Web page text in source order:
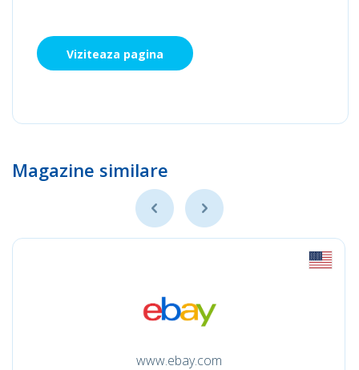
Viziteaza pagina
Magazine similare
www.ebay.com